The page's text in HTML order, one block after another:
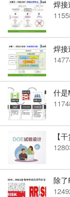
焊接
焊接
什是
【
除